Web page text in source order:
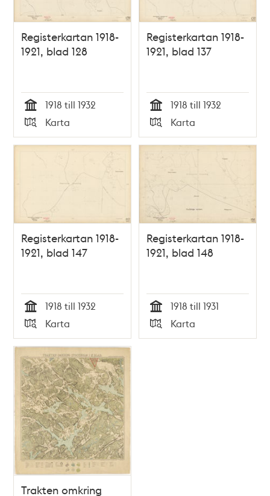
Registerkartan 1918-
1921, blad 128
Tid
1918 till 1932
Typ
Karta
Registerkartan 1918-
1921, blad 137
Tid
1918 till 1932
Typ
Karta
Registerkartan 1918-
1921, blad 147
Tid
1918 till 1932
Typ
Karta
Registerkartan 1918-
1921, blad 148
Tid
1918 till 1931
Typ
Karta
Trakten omkring